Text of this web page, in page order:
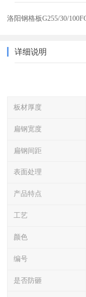
洛阳钢格板G255/30/
详细说明
板材厚度
扁钢宽度
扁钢间距
表面处理
产品特点
工艺
颜色
编号
是否防砸